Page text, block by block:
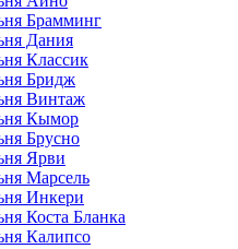
Брамминг
Дания
Классик
Бридж
Винтаж
Кымор
Брусно
Ярви
Марсель
Инкери
Коста Бланка
Калипсо